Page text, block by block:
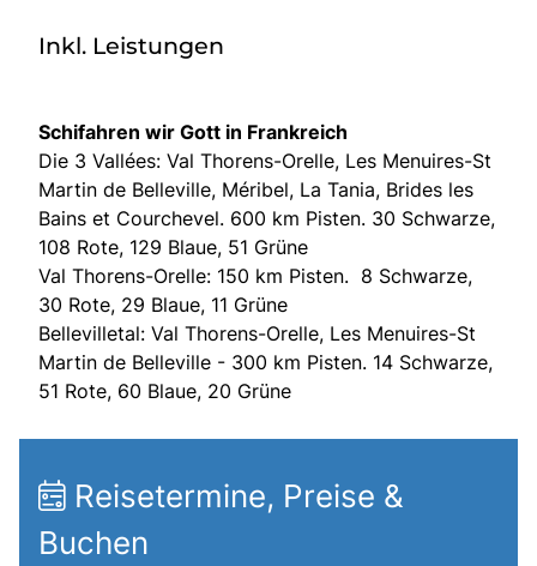
Inkl. Leistungen
Schifahren wir Gott in Frankreich
Die 3 Vallées: Val Thorens-Orelle, Les Menuires-St
Martin de Belleville, Méribel, La Tania, Brides les
Bains et Courchevel. 600 km Pisten. 30 Schwarze,
108 Rote, 129 Blaue, 51 Grüne
Val Thorens-Orelle: 150 km Pisten. 8 Schwarze,
30 Rote, 29 Blaue, 11 Grüne
Bellevilletal: Val Thorens-Orelle, Les Menuires-St
Martin de Belleville - 300 km Pisten. 14 Schwarze,
51 Rote, 60 Blaue, 20 Grüne
Reisetermine, Preise &
Buchen